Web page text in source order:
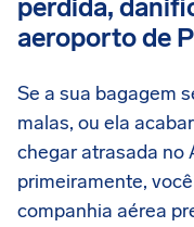
perdida,
aeroporto de
Se a sua bagagem
malas, ou ela
chegar atrasada no
primeiramente,
companhia aérea